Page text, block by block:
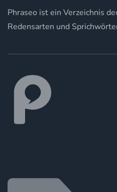
Phraseo ist ein Verzeichnis
Redensarten und